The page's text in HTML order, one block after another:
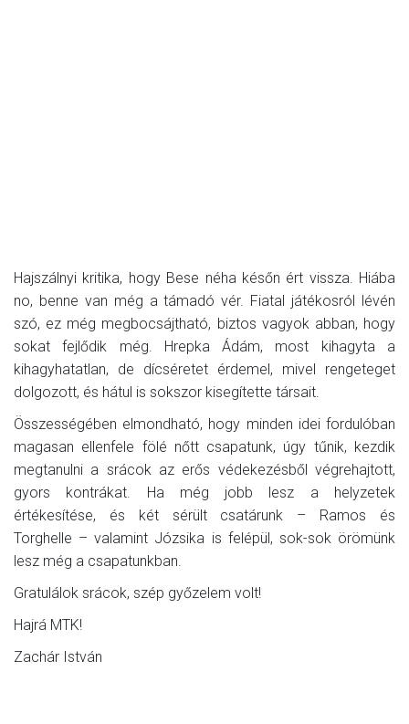
Hajszálnyi kritika, hogy Bese néha későn ért vissza. Hiába
no, benne van még a támadó vér. Fiatal játékosról lévén
szó, ez még megbocsájtható, biztos vagyok abban, hogy
sokat fejlődik még. Hrepka Ádám, most kihagyta a
kihagyhatatlan, de dícséretet érdemel, mivel rengeteget
dolgozott, és hátul is sokszor kisegítette társait.
Összességében elmondható, hogy minden idei fordulóban
magasan ellenfele fölé nőtt csapatunk, úgy tűnik, kezdik
megtanulni a srácok az erős védekezésből végrehajtott,
gyors kontrákat. Ha még jobb lesz a helyzetek
értékesítése, és két sérült csatárunk – Ramos és
Torghelle – valamint Józsika is felépül, sok-sok örömünk
lesz még a csapatunkban.
Gratulálok srácok, szép győzelem volt!
Hajrá MTK!
Zachár István